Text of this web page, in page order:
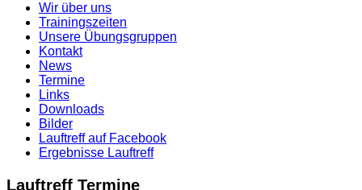
Wir über uns
Trainingszeiten
Unsere Übungsgruppen
Kontakt
News
Termine
Links
Downloads
Bilder
Lauftreff auf Facebook
Ergebnisse Lauftreff
Lauftreff Termine